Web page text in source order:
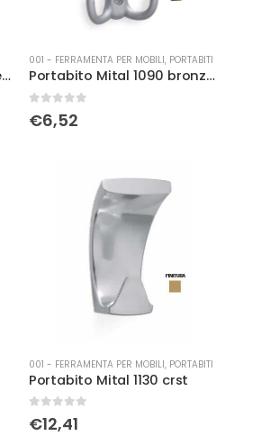
Portabito Mital 1080 ottone lucido
001 - FERRAMENTA PER MOBILI, PORTABITI
Portabito Mital 1090 bronzo sfumato
Su 5
€6,52
001 - FERRAMENTA PER MOBILI, PORTABITI
Portabito Mital 1130 crst
€12,41